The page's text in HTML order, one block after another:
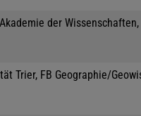
der
Trier, FB Geographie/